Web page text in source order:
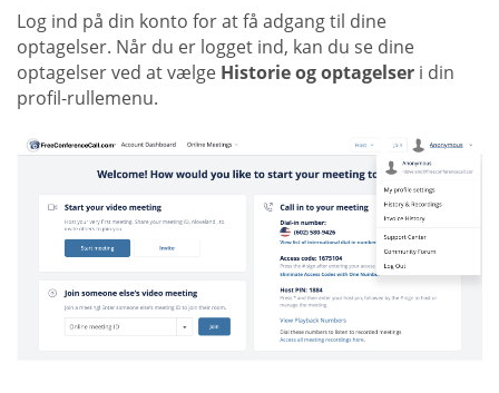
Log ind på din konto for at få adgang til dine
optagelser. Når du er logget ind, kan du se dine
optagelser ved at vælge Historie og optagelser i din
profil-rullemenu.